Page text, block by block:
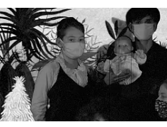
Nos